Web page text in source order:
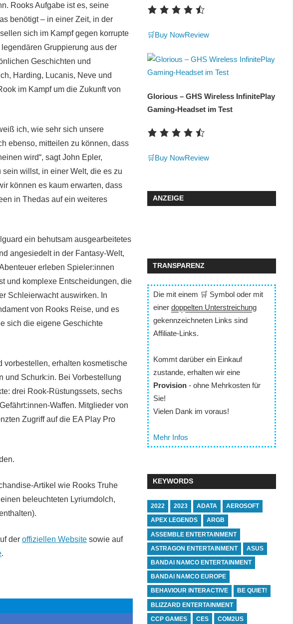
Rooks Aufgabe ist es, seine
benötigt – in einer Zeit, in der
sich im Kampf gegen korrupte
Gruppierung aus der
Geschichten und
Harding, Lucanis, Neve und
im Kampf um die Zukunft von
ich, wie sehr sich unsere
ebenso, mitteilen zu können, dass
wird“, sagt John Epler,
willst, in einer Welt, die es zu
können es kaum erwarten, dass
in Thedas auf ein weiteres
ein behutsam ausgearbeitetes
angesiedelt in der Fantasy-Welt,
erleben Spieler:innen
und komplexe Entscheidungen, die
Schleierwacht auswirken. In
von Rooks Reise, und es
sich die eigene Geschichte
vorbestellen, erhalten kosmetische
und Schurk:in. Bei Vorbestellung
drei Rook-Rüstungssets, sechs
Waffen. Mitglieder von
Zugriff auf die EA Play Pro
Artikel wie Rooks Truhe
beleuchteten Lyriumdolch,
deroffiziellen Website sowie auf
.
🛒Buy NowReview
Glorious – GHS Wireless InfinitePlay
Gaming-Headset im Test
🛒Buy NowReview
ANZEIGE
TRANSPARENZ
Die mit einem 🛒 Symbol oder mit
einer doppelten Unterstreichung
gekennzeichneten Links sind
Affiliate-Links.
Kommt darüber ein Einkauf
zustande, erhalten wir eine
Provision- ohne Mehrkosten für
Sie!
Vielen Dank im voraus!
Mehr Infos
KEYWORDS
2022 2023 ADATA AEROSOFT
APEX LEGENDS ARGB
ASSEMBLE ENTERTAINMENT
ASTRAGON ENTERTAINMENT ASUS
BANDAI NAMCO ENTERTAINMENT
BANDAI NAMCO EUROPE
BEHAVIOUR INTERACTIVE BE QUIET!
BLIZZARD ENTERTAINMENT
CCP GAMES CES COM2US